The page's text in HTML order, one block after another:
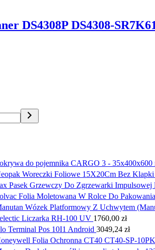
DS4308P DS4308-
do pojemnika CARGO 3 - 35x400x600
Woreczki Foliowe 15X20Cm Bez Klapki
Pasek Grzewczy Do Zgrzewarki Impulsowej
Folia Moletowana W Rolce Do
Wózek Platformowy Z Uchwytem
Liczarka RH-100 UV 1760,00 zł
Terminal Pos 10I1 Android 3049,24 zł
Folia Ochronna CT40 CT40-SP-10PK